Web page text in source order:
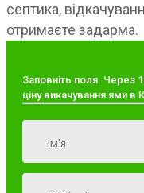
септика,
отримаєте задарма.
Заповніть поля. Через
ціну викачування ями в